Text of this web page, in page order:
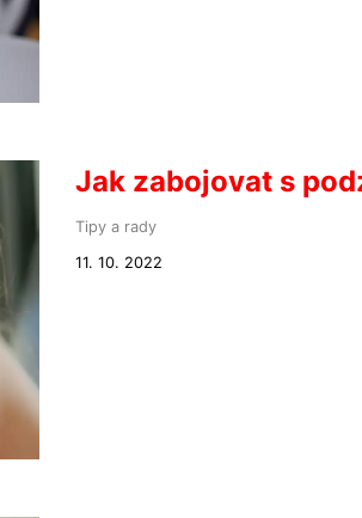
Jak zabojovat s
Tipy a rady
11. 10. 2022